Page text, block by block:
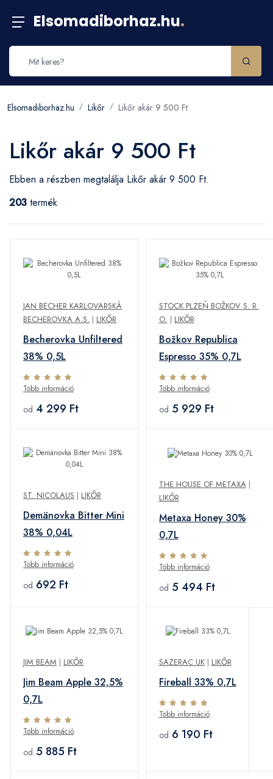
Elsomadiborhaz.hu.
Elsomadiborhaz.hu Likőr Likőr akár 9 500 Ft
Likőr akár 9 500 Ft
Ebben a részben megtalálja Likőr akár 9 500 Ft.
203 termék
JAN BECHER KARLOVARSKÁ
BECHEROVKA A.S. | LIKŐR
Becherovka Unfiltered
38% 0,5L
Több információ
od 4 299 Ft
STOCK PLZEŇ BOŽKOV S. R.
O. | LIKŐR
Božkov Republica
Espresso 35% 0,7L
Több információ
od 5 929 Ft
ST. NICOLAUS | LIKŐR
Demänovka Bitter Mini
38% 0,04L
Több információ
od 692 Ft
THE HOUSE OF METAXA|
LIKŐR
Metaxa Honey 30%
0,7L
Több információ
od 5 494 Ft
JIM BEAM | LIKŐR
Jim Beam Apple 32,5%
0,7L
Több információ
od 5 885 Ft
SAZERAC UK| LIKŐR
Fireball 33% 0,7L
Több információ
od 6 190 Ft